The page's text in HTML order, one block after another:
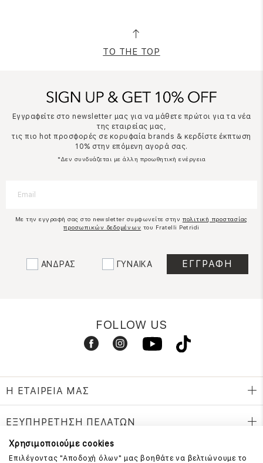
TO THE TOP
Εγγραφείτε στο newsletter μας για να μάθετε πρώτοι για τα νέα
της εταιρείας μας,
τις πιο hot προσφορές σε κορυφαία brands & κερδίστε έκπτωση
10% στην επόμενη αγορά σας.
*Δεν συνδυάζεται με άλλη προωθητική ενέργεια
Με την εγγραφή σας στο newsletter συμφωνείτε στην πολιτική προστασίας
προσωπικών δεδομένων του Fratelli Petridi
ΑΝΔΡΑΣ ΓΥΝΑΙΚΑ
FOLLOW US
Η ΕΤΑΙΡΕΙΑ ΜΑΣ
ΕΞΥΠΗΡΕΤΗΣΗ ΠΕΛΑΤΩΝ
Χρησιμοποιούμε cookies
Επιλέγοντας "Αποδοχή όλων" μας βοηθάτε να βελτιώνουμε το